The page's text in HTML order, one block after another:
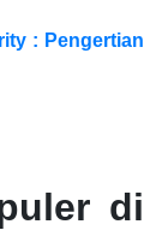
: Pengertian
di